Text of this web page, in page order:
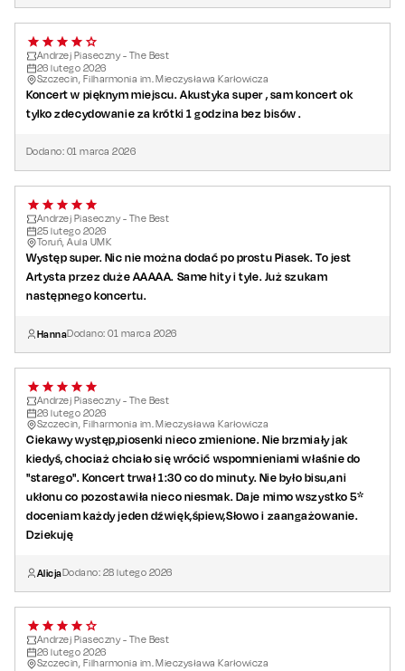
Andrzej Piaseczny - The Best
26 lutego 2026
Szczecin, Filharmonia im. Mieczysława Karłowicza
Koncert w pięknym miejscu. Akustyka super , sam koncert ok
tylko zdecydowanie za krótki 1 godzina bez bisów .
Dodano: 01 marca 2026
Andrzej Piaseczny - The Best
25 lutego 2026
Toruń, Aula UMK
Występ super. Nic nie można dodać po prostu Piasek. To jest
Artysta przez duże AAAAA. Same hity i tyle. Już szukam
następnego koncertu.
HannaDodano:01 marca 2026
Andrzej Piaseczny - The Best
26 lutego 2026
Szczecin, Filharmonia im. Mieczysława Karłowicza
Ciekawy występ,piosenki nieco zmienione. Nie brzmiały jak
kiedyś, chociaż chciało się wrócić wspomnieniami właśnie do
"starego". Koncert trwał 1:30 co do minuty. Nie było bisu,ani
ukłonu co pozostawiła nieco niesmak. Daje mimo wszystko 5*
doceniam każdy jeden dźwięk,śpiew,Słowo i zaangażowanie.
Dziekuję
AlicjaDodano: 28 lutego 2026
Andrzej Piaseczny - The Best
26 lutego 2026
Szczecin, Filharmonia im. Mieczysława Karłowicza